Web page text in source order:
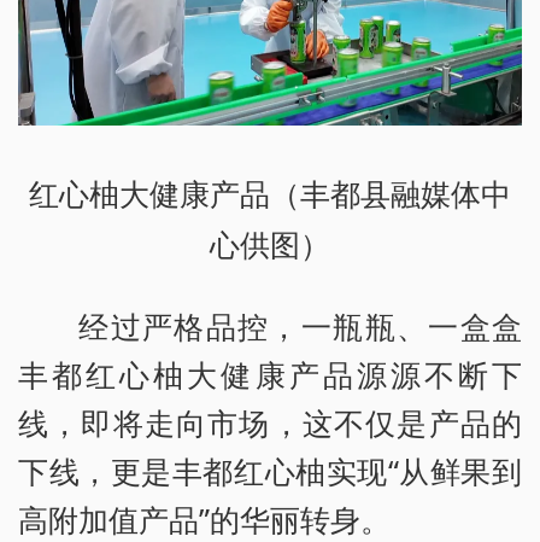
红心柚大健康产品（丰都县融媒体中
心供图）
经过严格品控，一瓶瓶、一盒盒
丰都红心柚大健康产品源源不断下
线，即将走向市场，这不仅是产品的
下线，更是丰都红心柚实现“从鲜果到
高附加值产品”的华丽转身。